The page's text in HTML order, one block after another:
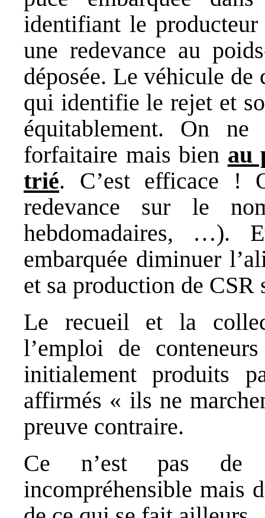
identifiant le
une redevance au
déposée. Le véhicule de
qui identifie le rejet et
équitablement. On
forfaitaire mais bien au
trié. C’est efficace !
redevance sur le
hebdomadaires, …).
embarquée diminuer
et sa production de CSR
Le recueil et la
l’emploi de
initialement produits
affirmés « ils ne
preuve contraire.
Ce n’est pas de
incompréhensible mais